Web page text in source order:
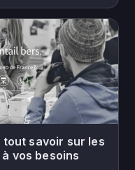
savoir sur les
vos besoins